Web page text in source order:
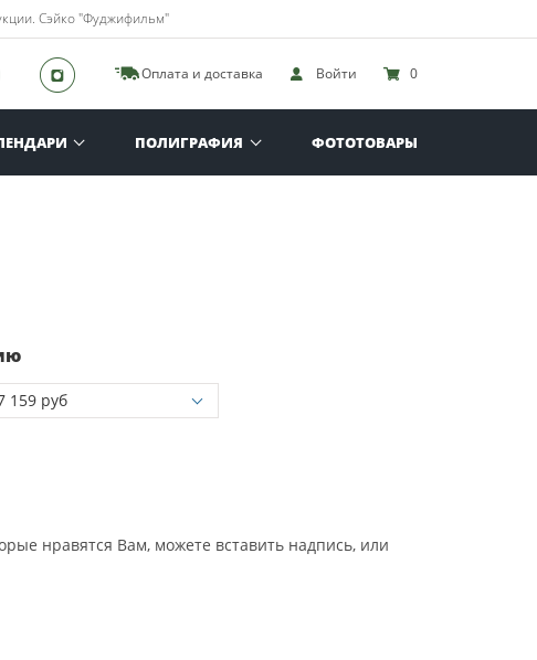
Сэйко "Фуджифильм"
Оплата и доставка Войти 0
ПОЛИГРАФИЯ ФОТОТОВАРЫ
нравятся Вам, можете вставить надпись, или